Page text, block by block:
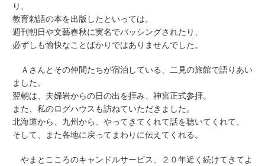
り、
教育勅語の本を出版したといっては、
週刊朝日や文藝春秋に実名でバッシングされたり、
必ずしも愉快なことばかりではありませんでした。
Ａさんとその仲間たちが宿泊している、二見の旅館で語りあい
ました。
翌朝は、夫婦岩からの日の出を拝み、神宮正式参拝。
また、私のログハウスも訪ねていただきました。
北海道から、九州から、やってきてくれて話を聴いてくれて、
そして、また各地に戻ってまわりに伝えてくれる。
やまとこころのキャンドルサービス、２０年近く続けてきてよ